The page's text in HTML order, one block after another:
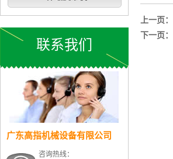
联系我们
广东高指机械设备有限公司
咨询热线：
上一页：
下一页：